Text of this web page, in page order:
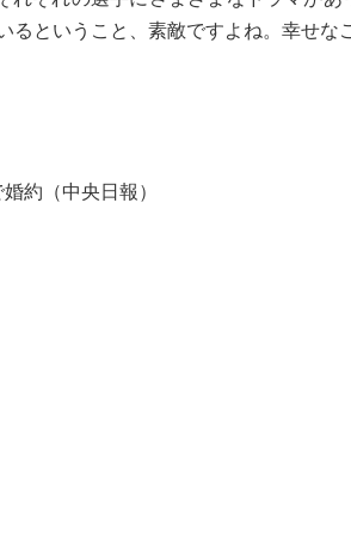
ということ、素敵ですよね。幸せな
約（中央日報）